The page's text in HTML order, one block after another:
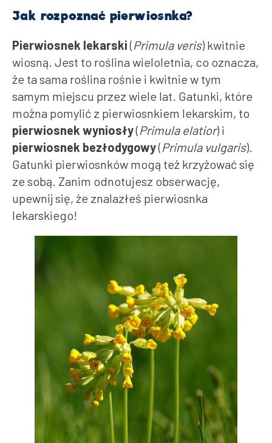
Jak rozpoznać pierwiosnka?
Pierwiosnek lekarski(Primula veris) kwitnie
wiosną. Jest to roślina wieloletnia, co oznacza,
że ta sama roślina rośnie i kwitnie w tym
samym miejscu przez wiele lat. Gatunki, które
można pomylić z pierwiosnkiem lekarskim, to
pierwiosnek wyniosły(Primula elatior) i
pierwiosnek bezłodygowy(Primula vulgaris).
Gatunki pierwiosnków mogą też krzyżować się
ze sobą. Zanim odnotujesz obserwację,
upewnij się, że znalazłeś pierwiosnka
lekarskiego!